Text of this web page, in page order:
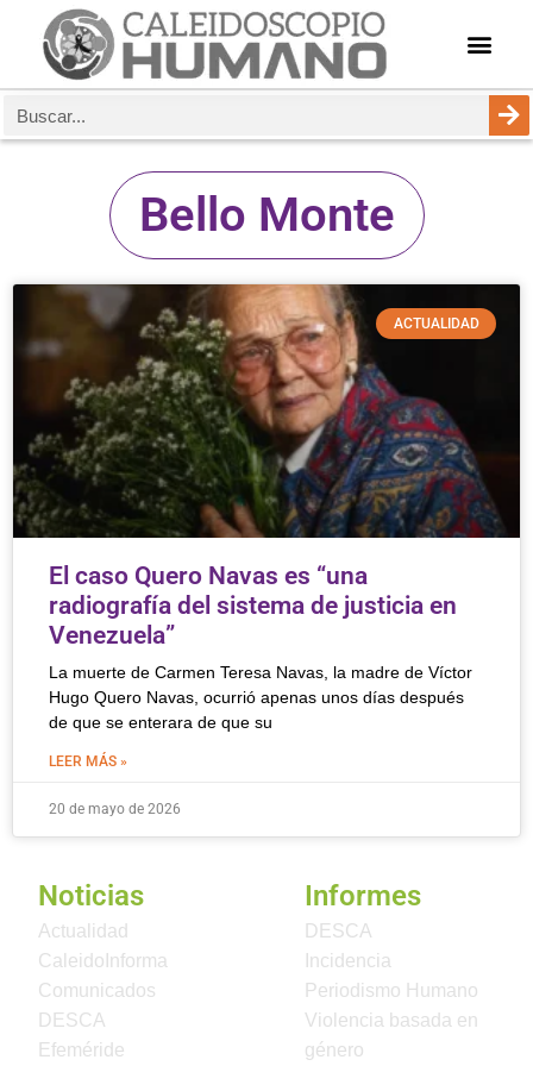
Bello Monte
ACTUALIDAD
El caso Quero Navas es “una
radiografía del sistema de justicia en
Venezuela”
La muerte de Carmen Teresa Navas, la madre de Víctor
Hugo Quero Navas, ocurrió apenas unos días después
de que se enterara de que su
LEER MÁS »
20 de mayo de 2026
Noticias
Actualidad
CaleidoInforma
Comunicados
DESCA
Efeméride
Informes
DESCA
Incidencia
Periodismo Humano
Violencia basada en
género